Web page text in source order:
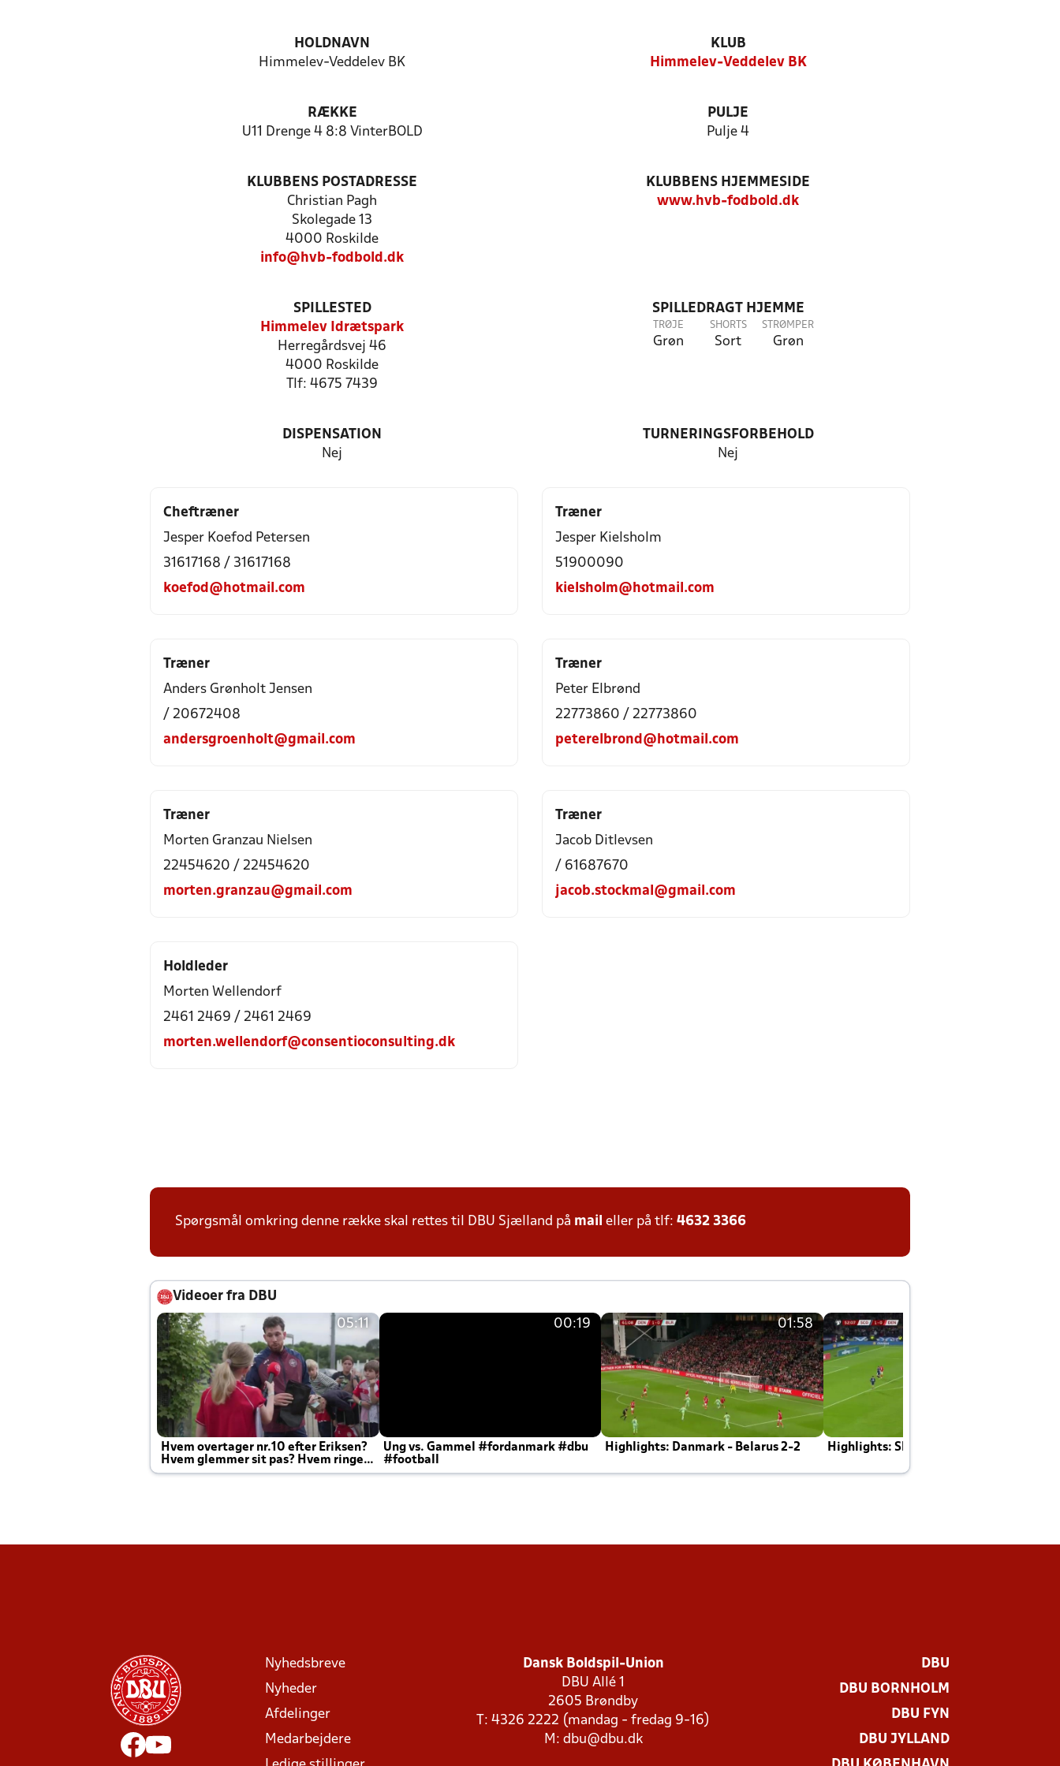
HOLDNAVN
Himmelev-Veddelev BK
KLUB
Himmelev-Veddelev BK
RÆKKE
U11 Drenge 4 8:8 VinterBOLD
PULJE
Pulje 4
KLUBBENS POSTADRESSE
Christian Pagh
Skolegade 13
4000 Roskilde
info@hvb-fodbold.dk
KLUBBENS HJEMMESIDE
www.hvb-fodbold.dk
SPILLESTED
Himmelev Idrætspark
Herregårdsvej 46
4000 Roskilde
Tlf: 4675 7439
SPILLEDRAGT HJEMME
TRØJE
Grøn
SHORTS
Sort
STRØMPER
Grøn
DISPENSATION
Nej
TURNERINGSFORBEHOLD
Nej
Cheftræner
Jesper Koefod Petersen
31617168 / 31617168
koefod@hotmail.com
Træner
Jesper Kielsholm
51900090
kielsholm@hotmail.com
Træner
Anders Grønholt Jensen
/ 20672408
andersgroenholt@gmail.com
Træner
Peter Elbrønd
22773860 / 22773860
peterelbrond@hotmail.com
Træner
Morten Granzau Nielsen
22454620 / 22454620
morten.granzau@gmail.com
Træner
Jacob Ditlevsen
/ 61687670
jacob.stockmal@gmail.com
Holdleder
Morten Wellendorf
2461 2469 / 2461 2469
morten.wellendorf@consentioconsulting.dk
Spørgsmål omkring denne række skal rettes til DBU Sjælland på mail eller på tlf: 4632 3366
Videoer fra DBU
05:11
Hvem overtager nr.10 efter Eriksen?
Hvem glemmer sit pas? Hvem ringer
Joachim altid til efter kampe?
00:19
Ung vs. Gammel #fordanmark #dbu
#football
01:58
Highlights: Danmark - Belarus 2-2 Highlights: Skotland - Danmark 4-2
Nyhedsbreve
Nyheder
Afdelinger
Medarbejdere
Dansk Boldspil-Union
DBU Allé 1
2605 Brøndby
T: 4326 2222 (mandag - fredag 9-16)
M: dbu@dbu.dk
DBU
DBU BORNHOLM
DBU FYN
DBU JYLLAND